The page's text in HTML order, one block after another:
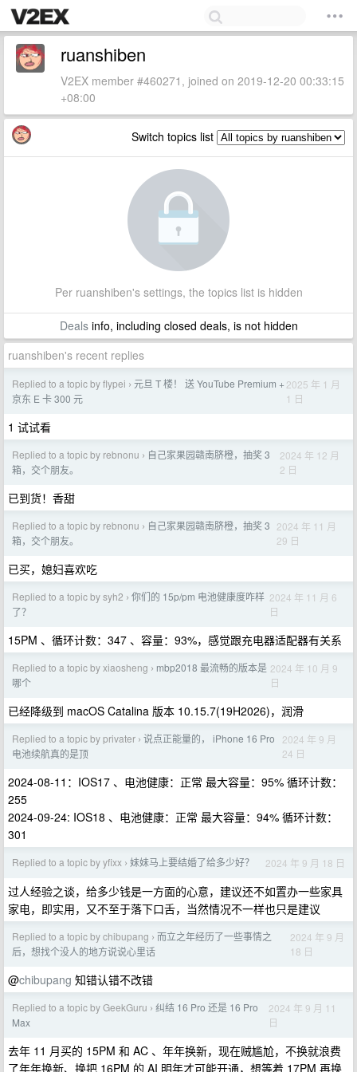
ruanshiben
V2EX member #460271, joined on 2019-12-20 00:33:15
+08:00
Switch topics list
Per ruanshiben's settings, the topics list is hidden
Dealsinfo, including closed deals, is not hidden
ruanshiben's recent replies
Replied to a topic by flypei › 元旦 T 楼！ 送 YouTube Premium +
京东 E 卡 300 元
2025 年 1 月
1 日
1 试试看
Replied to a topic by rebnonu › 自己家果园赣南脐橙，抽奖 3
箱，交个朋友。
2024 年 12 月
2 日
已到货！香甜
Replied to a topic by rebnonu › 自己家果园赣南脐橙，抽奖 3
箱，交个朋友。
2024 年 11 月
29 日
已买，媳妇喜欢吃
Replied to a topic by syh2 › 你们的 15p/pm 电池健康度咋样
了？
2024 年 11 月 6
日
15PM 、循环计数：347 、容量：93%，感觉跟充电器适配器有关系
Replied to a topic by xiaosheng › mbp2018 最流畅的版本是
哪个
2024 年 10 月 9
日
已经降级到 macOS Catalina 版本 10.15.7(19H2026)，润滑
Replied to a topic by privater › 说点正能量的， iPhone 16 Pro
电池续航真的是顶
2024 年 9 月
24 日
2024-08-11：IOS17 、电池健康：正常 最大容量：95% 循环计数：
255
2024-09-24: IOS18 、电池健康：正常 最大容量：94% 循环计数：
301
Replied to a topic by yfixx › 妹妹马上要结婚了给多少好？ 2024 年 9 月 18 日
过人经验之谈，给多少钱是一方面的心意，建议还不如置办一些家具
家电，即实用，又不至于落下口舌，当然情况不一样也只是建议
Replied to a topic by chibupang › 而立之年经历了一些事情之
后，想找个没人的地方说说心里话
2024 年 9 月
18 日
@chibupang 知错认错不改错
Replied to a topic by GeekGuru › 纠结 16 Pro 还是 16 Pro
Max
2024 年 9 月 11
日
去年 11 月买的 15PM 和 AC 、年年换新，现在贼尴尬，不换就浪费
了年年换新、换把 16PM 的 AI 明年才可能开通，想等着 17PM 再换